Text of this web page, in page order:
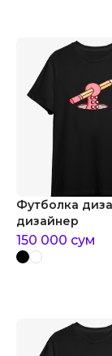
Футболка
дизайнер
150 000 сум